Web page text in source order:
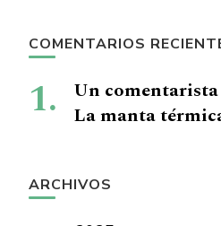
COMENTARIOS
Un comentarista
La manta
ARCHIVOS